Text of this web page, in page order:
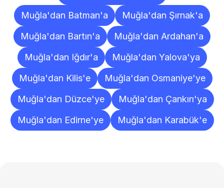
Muğla'dan Batman'a
Muğla'dan Şırnak'a
Muğla'dan Bartın'a
Muğla'dan Ardahan'a
Muğla'dan Iğdır'a
Muğla'dan Yalova'ya
Muğla'dan Kilis'e
Muğla'dan Osmaniye'ye
Muğla'dan Düzce'ye
Muğla'dan Çankırı'ya
Muğla'dan Edirne'ye
Muğla'dan Karabük'e